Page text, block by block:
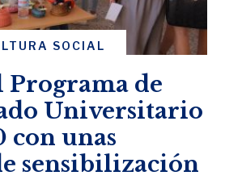
SOCIAL
Programa de
Universitario
con unas
sensibilización